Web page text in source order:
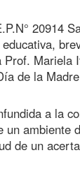
20914
Mariela
de la
a la
un ambiente
de un